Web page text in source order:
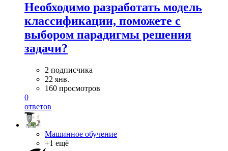
Необходимо разработать модель
классификации, поможете с
выбором парадигмы решения
задачи?
2 подписчика
22 янв.
160 просмотров
0
ответов
Машинное обучение
+1 ещё